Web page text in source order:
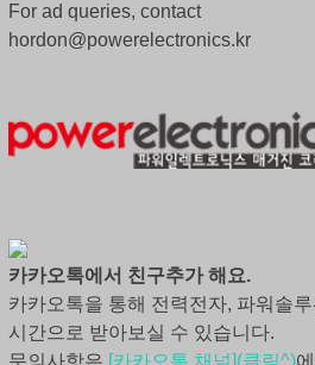
For ad queries, contact
hordon@powerelectronics.kr
카카오톡에서 친구추가 해요.
카카오톡을 통해 전력전자, 파워솔
시간으로 받아보실 수 있습니다.